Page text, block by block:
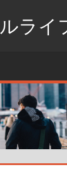
ライ